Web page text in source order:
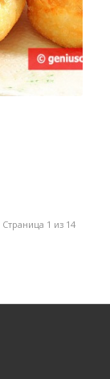
Страница 1 из 14